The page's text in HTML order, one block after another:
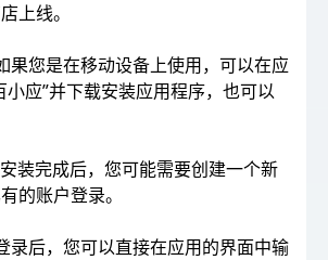
上线。
果您是在移动设备上使用，可以在应
小应”并下载安装应用程序，也可以
装完成后，您可能需要创建一个新
的账户登录。
录后，您可以直接在应用的界面中输